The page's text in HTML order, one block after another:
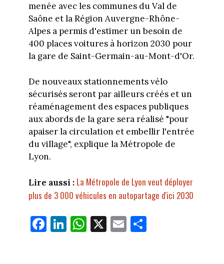
menée avec les communes du Val de
Saône et la Région Auvergne-Rhône-
Alpes a permis d'estimer un besoin de
400 places voitures à horizon 2030 pour
la gare de Saint-Germain-au-Mont-d'Or.
De nouveaux stationnements vélo
sécurisés seront par ailleurs créés et un
réaménagement des espaces publiques
aux abords de la gare sera réalisé "pour
apaiser la circulation et embellir l'entrée
du village", explique la Métropole de
Lyon.
Lire aussi : La Métropole de Lyon veut déployer
plus de 3 000 véhicules en autopartage d'ici 2030
Fa
ce
Li
nk
W
ha
X E
m
Pa
rt